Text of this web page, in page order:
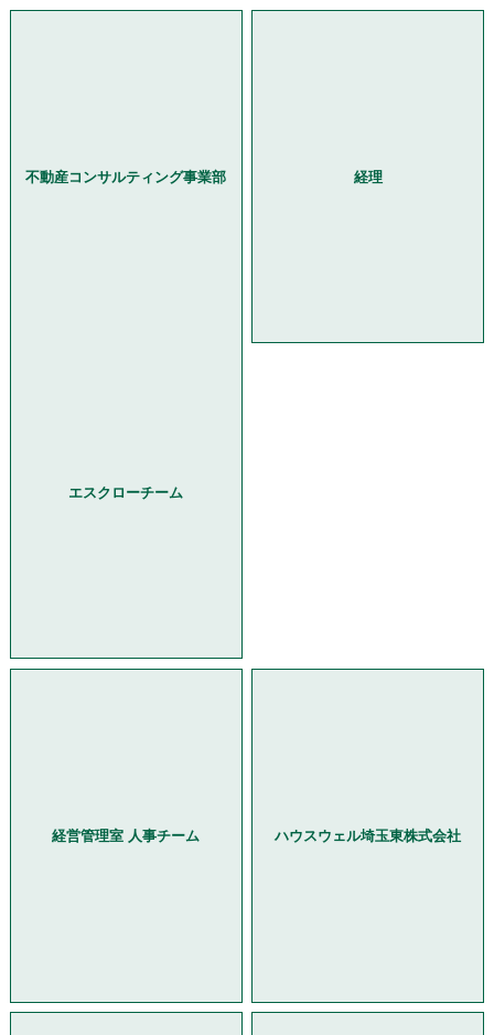
不動産コンサルティング事業部
エスクローチーム
経理
経営管理室 人事チーム ハウスウェル埼玉東株式会社